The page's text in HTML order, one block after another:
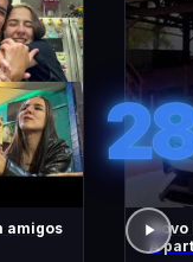
amigos
Novo
A